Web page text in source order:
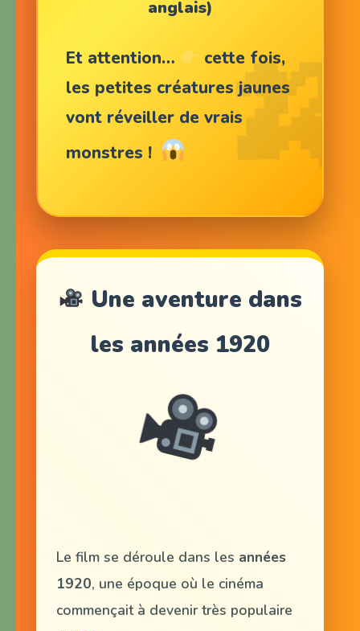
anglais)
Et attention…
cette fois,
les petites créatures jaunes
vont réveiller de vrais
monstres !
Une aventure dans
les années 1920
Le film se déroule dans les années
1920, une époque où le cinéma
commençait à devenir très populaire